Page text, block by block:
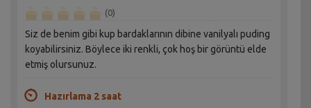
(0)
Siz de benim gibi kup bardaklarının dibine vanilyalı puding
koyabilirsiniz. Böylece iki renkli, çok hoş bir görüntü elde
etmiş olursunuz.
Hazırlama 2 saat